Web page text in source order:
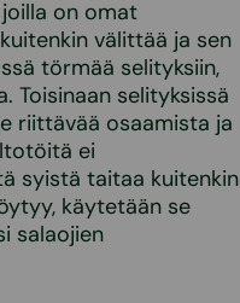
on omat
välittää ja sen
törmää selityksiin,
Toisinaan selityksissä
riittävää osaamista ja
ei
syistä taitaa kuitenkin
käytetään se
salaojien